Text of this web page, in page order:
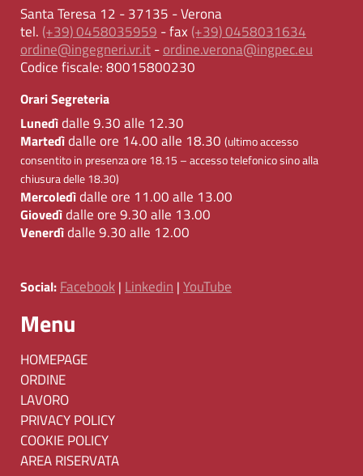
Santa Teresa 12 - 37135 - Verona
tel. (+39) 0458035959 - fax (+39) 0458031634
ordine@ingegneri.vr.it-ordine.verona@ingpec.eu
Codice fiscale:80015800230
Orari Segreteria
Lunedìdalle 9.30 alle 12.30
Martedìdalle ore 14.00 alle 18.30 (ultimo accesso
consentito in presenza ore 18.15 – accesso telefonico sino alla
chiusura delle 18.30)
Mercoledìdalle ore 11.00 alle 13.00
Giovedìdalle ore 9.30 alle 13.00
Venerdìdalle 9.30 alle 12.00
Social: Facebook | Linkedin | YouTube
Menu
HOMEPAGE
ORDINE
LAVORO
PRIVACY POLICY
COOKIE POLICY
AREA RISERVATA